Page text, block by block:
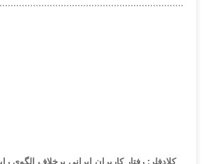
کلادفلر: رفتار کاربران ایرانی برخلاف الگوی